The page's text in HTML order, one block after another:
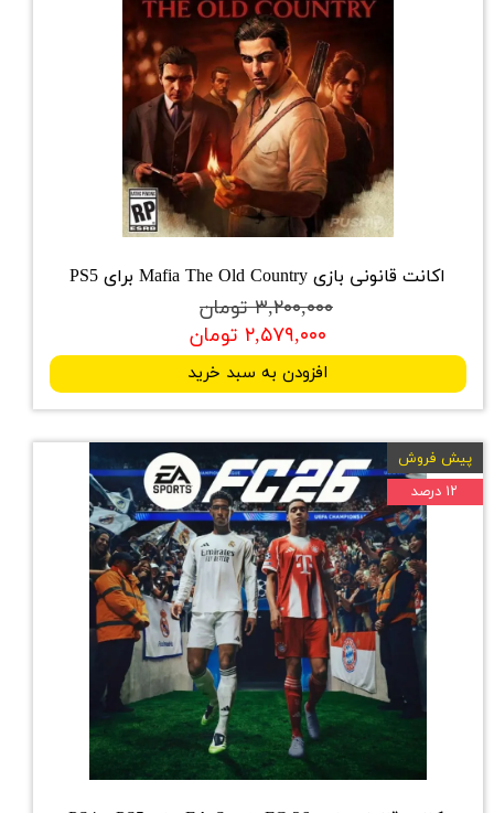
اکانت قانونی بازی Mafia The Old Country برای PS5
۳,۲۰۰,۰۰۰ تومان
۲,۵۷۹,۰۰۰ تومان
افزودن به سبد خرید
پیش فروش
۱۲ درصد